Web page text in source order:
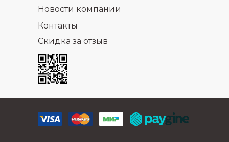
Новости компании
Контакты
Скидка за отзыв